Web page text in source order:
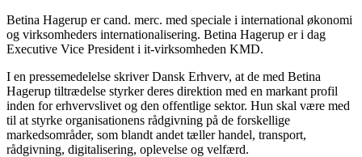
Betina Hagerup er cand. merc. med speciale i international økonomi
og virksomheders internationalisering. Betina Hagerup er i dag
Executive Vice President i it-virksomheden KMD.
I en pressemedelelse skriver Dansk Erhverv, at de med Betina
Hagerup tiltrædelse styrker deres direktion med en markant profil
inden for erhvervslivet og den offentlige sektor. Hun skal være med
til at styrke organisationens rådgivning på de forskellige
markedsområder, som blandt andet tæller handel, transport,
rådgivning, digitalisering, oplevelse og velfærd.